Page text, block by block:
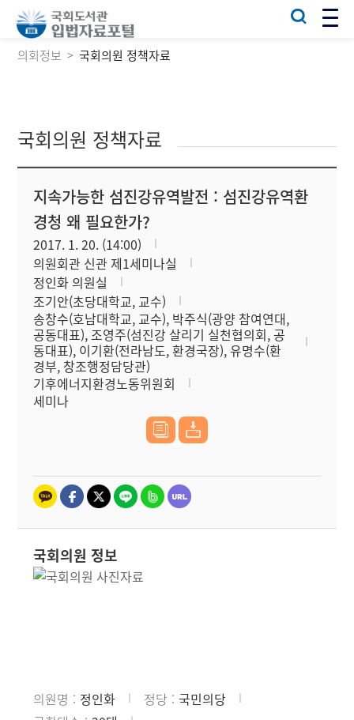
의회정보 국회의원 정책자료
국회의원 정책자료
지속가능한 섬진강유역발전 : 섬진강유역환
경청 왜 필요한가?
2017. 1. 20. (14:00)
의원회관 신관 제1세미나실
정인화 의원실
조기안(초당대학교, 교수)
송창수(호남대학교, 교수), 박주식(광양 참여연대,
공동대표), 조영주(섬진강 살리기 실천협의회, 공
동대표), 이기환(전라남도, 환경국장), 유명수(환
경부, 창조행정담당관)
기후에너지환경노동위원회
세미나
국회의원 정보
의원명 정인화 정당
국민의당